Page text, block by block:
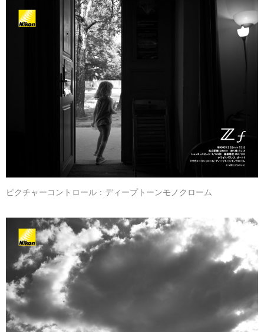
ピクチャーコントロール：ディープトーンモノクローム